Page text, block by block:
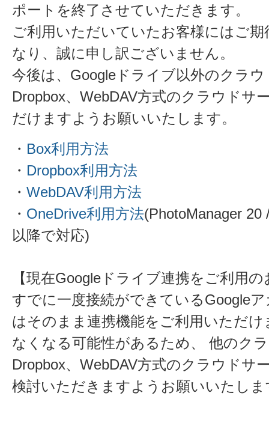
ポートを終了させていただきます。
ご利用いただいていたお客様にはご
なり、誠に申し訳ございません。
今後は、Googleドライブ以外のクラ
Dropbox、WebDAV方式のクラウドサ
だけますようお願いいたします。
・ Box利用方法
・ Dropbox利用方法
・ WebDAV利用方法
・ OneDrive利用方法(PhotoManager 20
以降で対応)
【現在Googleドライブ連携をご利用
すでに一度接続ができているGoogle
はそのまま連携機能をご利用いただ
なくなる可能性があるため、 他のク
Dropbox、WebDAV方式のクラウドサ
検討いただきますようお願いいたしま